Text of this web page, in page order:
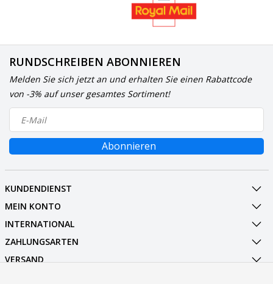
RUNDSCHREIBEN ABONNIEREN
Melden Sie sich jetzt an und erhalten Sie einen Rabattcode
von -3% auf unser gesamtes Sortiment!
Abonnieren
KUNDENDIENST
MEIN KONTO
INTERNATIONAL
ZAHLUNGSARTEN
VERSAND